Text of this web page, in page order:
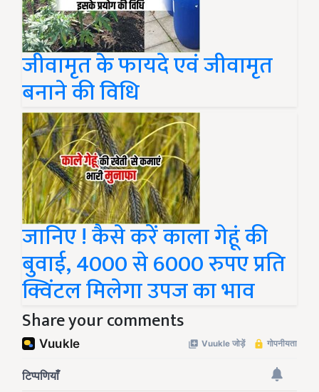
जीवामृत के फायदे एवं जीवामृत
बनाने की विधि
जानिए ! कैसे करें काला गेहूं की
बुवाई, 4000 से 6000 रुपए प्रति
क्विंटल मिलेगा उपज का भाव
Share your comments